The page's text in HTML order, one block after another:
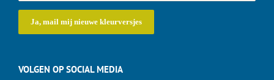
VOLGEN OP SOCIAL MEDIA